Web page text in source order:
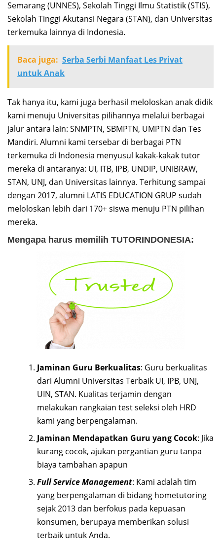
Semarang (UNNES), Sekolah Tinggi Ilmu Statistik (STIS),
Sekolah Tinggi Akutansi Negara (STAN), dan Universitas
terkemuka lainnya di Indonesia.
Baca juga: Serba Serbi Manfaat Les Privat
untuk Anak
Tak hanya itu, kami juga berhasil meloloskan anak didik
kami menuju Universitas pilihannya melalui berbagai
jalur antara lain: SNMPTN, SBMPTN, UMPTN dan Tes
Mandiri. Alumni kami tersebar di berbagai PTN
terkemuka di Indonesia menyusul kakak-kakak tutor
mereka di antaranya: UI, ITB, IPB, UNDIP, UNIBRAW,
STAN, UNJ, dan Universitas lainnya. Terhitung sampai
dengan 2017, alumni LATIS EDUCATION GRUP sudah
meloloskan lebih dari 170+ siswa menuju PTN pilihan
mereka.
Mengapa harus memilih TUTORINDONESIA:
Jaminan Guru Berkualitas: Guru berkualitas
dari Alumni Universitas Terbaik UI, IPB, UNJ,
UIN, STAN. Kualitas terjamin dengan
melakukan rangkaian test seleksi oleh HRD
kami yang berpengalaman.
Jaminan Mendapatkan Guru yang Cocok: Jika
kurang cocok, ajukan pergantian guru tanpa
biaya tambahan apapun
Full Service Management: Kami adalah tim
yang berpengalaman di bidang hometutoring
sejak 2013 dan berfokus pada kepuasan
konsumen, berupaya memberikan solusi
terbaik untuk Anda.